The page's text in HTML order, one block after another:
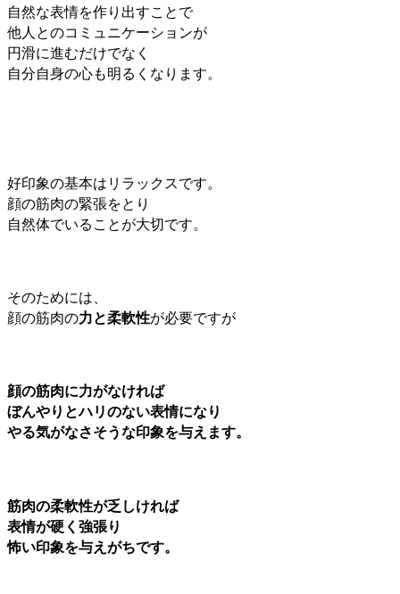
自然な表情を作り出すことで
他人とのコミュニケーションが
円滑に進むだけでなく
自分自身の心も明るくなります。
好印象の基本はリラックスです。
顔の筋肉の緊張をとり
自然体でいることが大切です。
そのためには、
顔の筋肉の力と柔軟性が必要ですが
顔の筋肉に力がなければ
ぼんやりとハリのない表情になり
やる気がなさそうな印象を与えます。
筋肉の柔軟性が乏しければ
表情が硬く強張り
怖い印象を与えがちです。